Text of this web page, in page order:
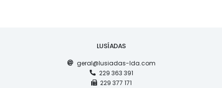
LUSÍADAS
geral@lusiadas-lda.com
229 363 391
229 377 171